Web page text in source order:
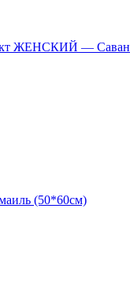
ЖЕНСКИЙ — Саван